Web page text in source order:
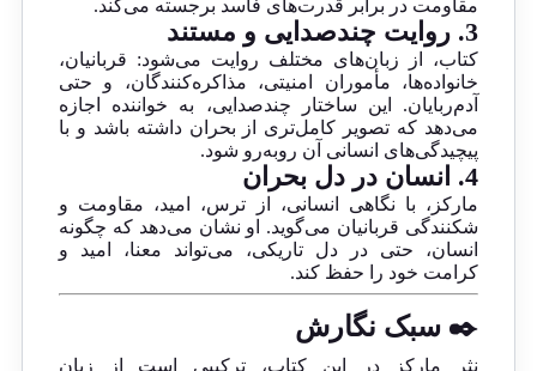
مقاومت در برابر قدرت‌های فاسد برجسته می‌کند.
3. روایت چندصدایی و مستند
کتاب، از زبان‌های مختلف روایت می‌شود: قربانیان،
خانواده‌ها، مأموران امنیتی، مذاکره‌کنندگان، و حتی
آدم‌ربایان. این ساختار چندصدایی، به خواننده اجازه
می‌دهد که تصویر کامل‌تری از بحران داشته باشد و با
پیچیدگی‌های انسانی آن روبه‌رو شود.
4. انسان در دل بحران
مارکز، با نگاهی انسانی، از ترس، امید، مقاومت و
شکنندگی قربانیان می‌گوید. او نشان می‌دهد که چگونه
انسان، حتی در دل تاریکی، می‌تواند معنا، امید و
کرامت خود را حفظ کند.
✒️ سبک نگارش
نثر مارکز در این کتاب، ترکیبی است از زبان